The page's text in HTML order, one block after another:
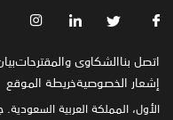
اتصل بناالشكاوى والمقترحات
إشعار الخصوصية‍خريطة الموقع
الأول، المملكة العربية